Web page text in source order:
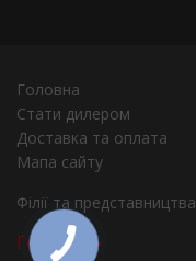
Головна
Стати дилером
Доставка та оплата
Мапа сайту
Філії та представництва
Города